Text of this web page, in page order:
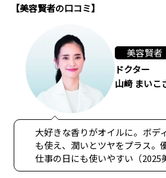
【美容賢者の口コミ】
美容賢者
ドクター
山﨑 まいこ
大好きな香りがオイルに。ボデ
も使え、潤いとツヤをプラス。
仕事の日にも使いやすい（2025